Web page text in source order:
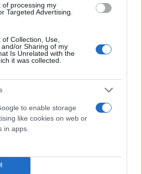
of processing my
Targeted Advertising.
Collection, Use,
or Sharing of my
Is Unrelated with the
it was collected.
to enable storage
like cookies on web or
in apps.